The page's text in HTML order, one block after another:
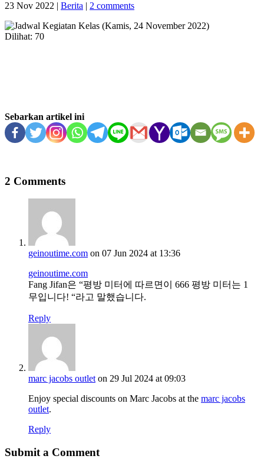
23 Nov 2022 | Berita | 2 comments
Dilihat: 70
Sebarkan artikel ini
2 Comments
geinoutime.com on 07 Jun 2024 at 13:36
geinoutime.com
Fang Jifan은 “평방 미터에 따르면이 666 평방 미터는 1
무입니다! “라고 말했습니다.
Reply
marc jacobs outlet on 29 Jul 2024 at 09:03
Enjoy special discounts on Marc Jacobs at the marc jacobs
outlet.
Reply
Submit a Comment